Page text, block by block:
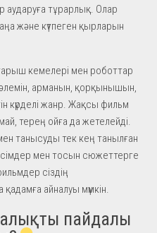
аударуға тұрарлық. Олар
және күтпеген қырларын
кемелері мен роботтар
арманын, қорқынышын,
күрделі жанр. Жақсы фильм
терең ойға да жетелейді.
танысуды тек кең танылған
мен тосын сюжеттерге
сіздің
айналуы мүмкін.
пайдалы